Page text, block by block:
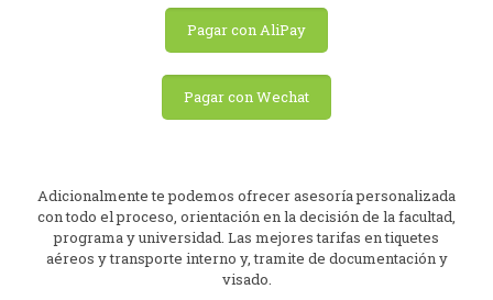
Pagar con AliPay
Pagar con Wechat
Adicionalmente te podemos ofrecer asesoría personalizada
con todo el proceso, orientación en la decisión de la facultad,
programa y universidad. Las mejores tarifas en tiquetes
aéreos y transporte interno y, tramite de documentación y
visado.